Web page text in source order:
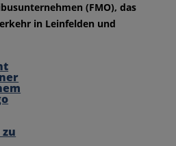
(FMO), das
in Leinfelden und